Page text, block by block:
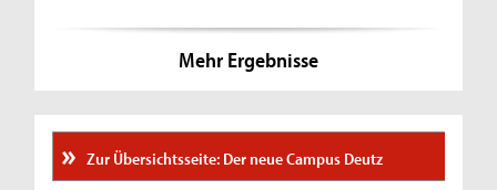
Mehr Ergebnisse
Zur Übersichtsseite: Der neue Campus Deutz